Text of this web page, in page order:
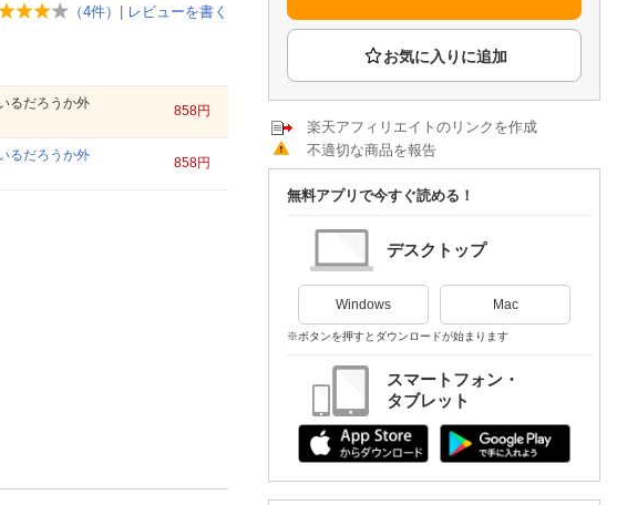
楽天チケット
エンタメニュース
推し楽
（4件） | レビューを書く
るだろうか外
858円
るだろうか外
858円
楽天アフィリエイトのリンクを作成
不適切な商品を報告
無料アプリで今すぐ読める！
デスクトップ
Windows Mac
※ボタンを押すとダウンロードが始まります
スマートフォン・
タブレット